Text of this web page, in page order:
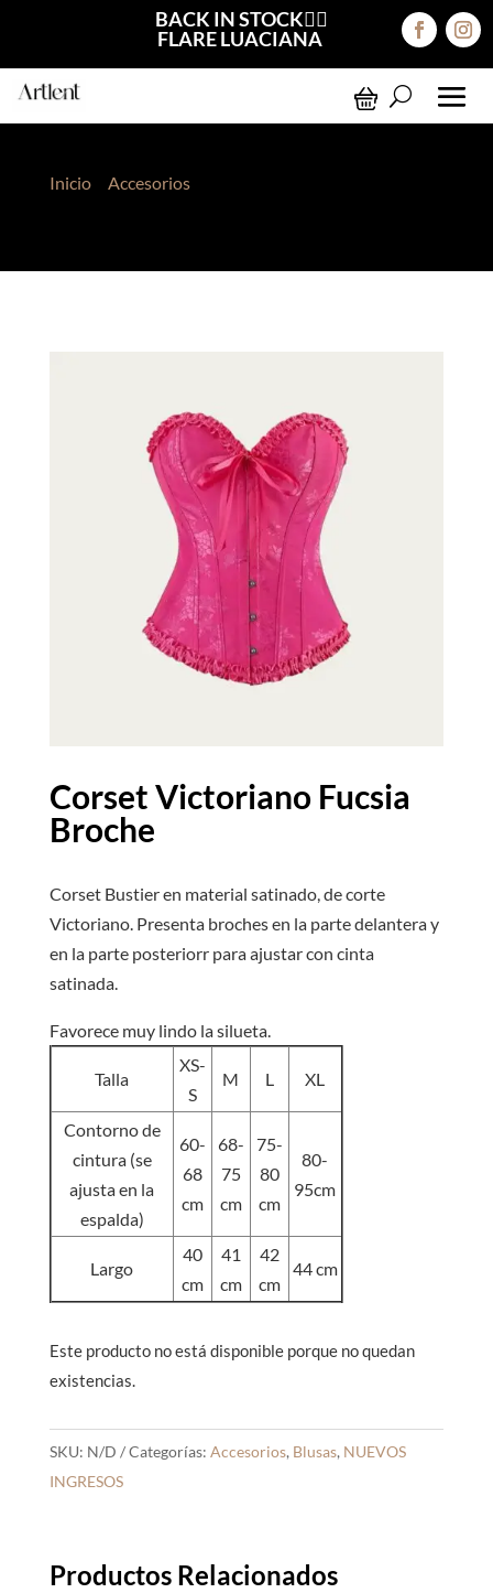
BACK IN STOCK❤️‍🔥
FLARE LUACIANA
Inicio> Accesorios> Corset Victoriano Fucsia
Corset Victoriano Fucsia
Broche
Corset Bustier en material satinado, de corte
Victoriano. Presenta broches en la parte delantera y
en la parte posteriorr para ajustar con cinta
satinada.
Favorece muy lindo la silueta.
Talla
XS-
S
M L XL
Contorno de
cintura (se
ajusta en la
espalda)
60-
68
cm
68-
75
cm
75-
80
cm
80-
95cm
Largo
40
cm
41
cm
42
cm
44 cm
Este producto no está disponible porque no quedan
existencias.
SKU: N/D Categorías: Accesorios, Blusas, NUEVOS
INGRESOS
Productos Relacionados